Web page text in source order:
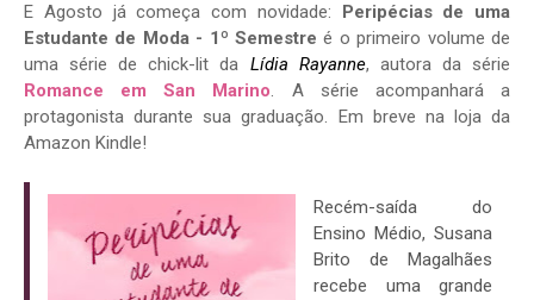
E Agosto já começa com novidade:
Peripécias de uma
Estudante de Moda - 1º Semestre é o primeiro volume de
uma série de chick-lit da Lídia Rayanne, autora da série
Romance em San Marino. A série acompanhará a
protagonista durante sua graduação. Em breve na loja da
Amazon Kindle!
Recém-saída do
Ensino Médio, Susana
Brito de Magalhães
recebe uma grande